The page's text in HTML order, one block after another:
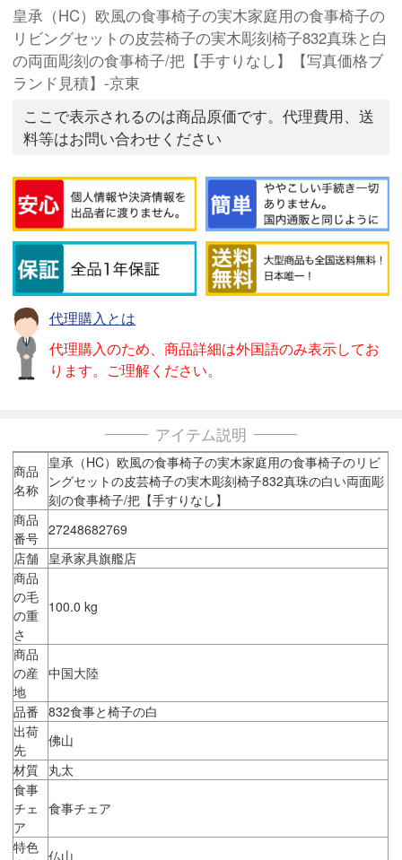
皇承（HC）欧風の食事椅子の実木家庭用の食事椅子の
リビングセットの皮芸椅子の実木彫刻椅子832真珠と白
の両面彫刻の食事椅子/把【手すりなし】【写真価格ブ
ランド見積】-京東
ここで表示されるのは商品原価です。代理費用、送
料等はお問い合わせください
代理購入とは
代理購入のため、商品詳細は外国語のみ表示してお
ります。ご理解ください。
アイテム説明
商品
名称
皇承（HC）欧風の食事椅子の実木家庭用の食事椅子のリビ
ングセットの皮芸椅子の実木彫刻椅子832真珠の白い両面彫
刻の食事椅子/把【手すりなし】
商品
番号 27248682769
店舗 皇承家具旗艦店
商品
の毛
の重
さ
100.0 kg
商品
の産
地
中国大陸
品番
832食事と椅子の白
出荷
先
佛山
材質 丸太
食事
チェ
ア
食事チェア
特色 仏山